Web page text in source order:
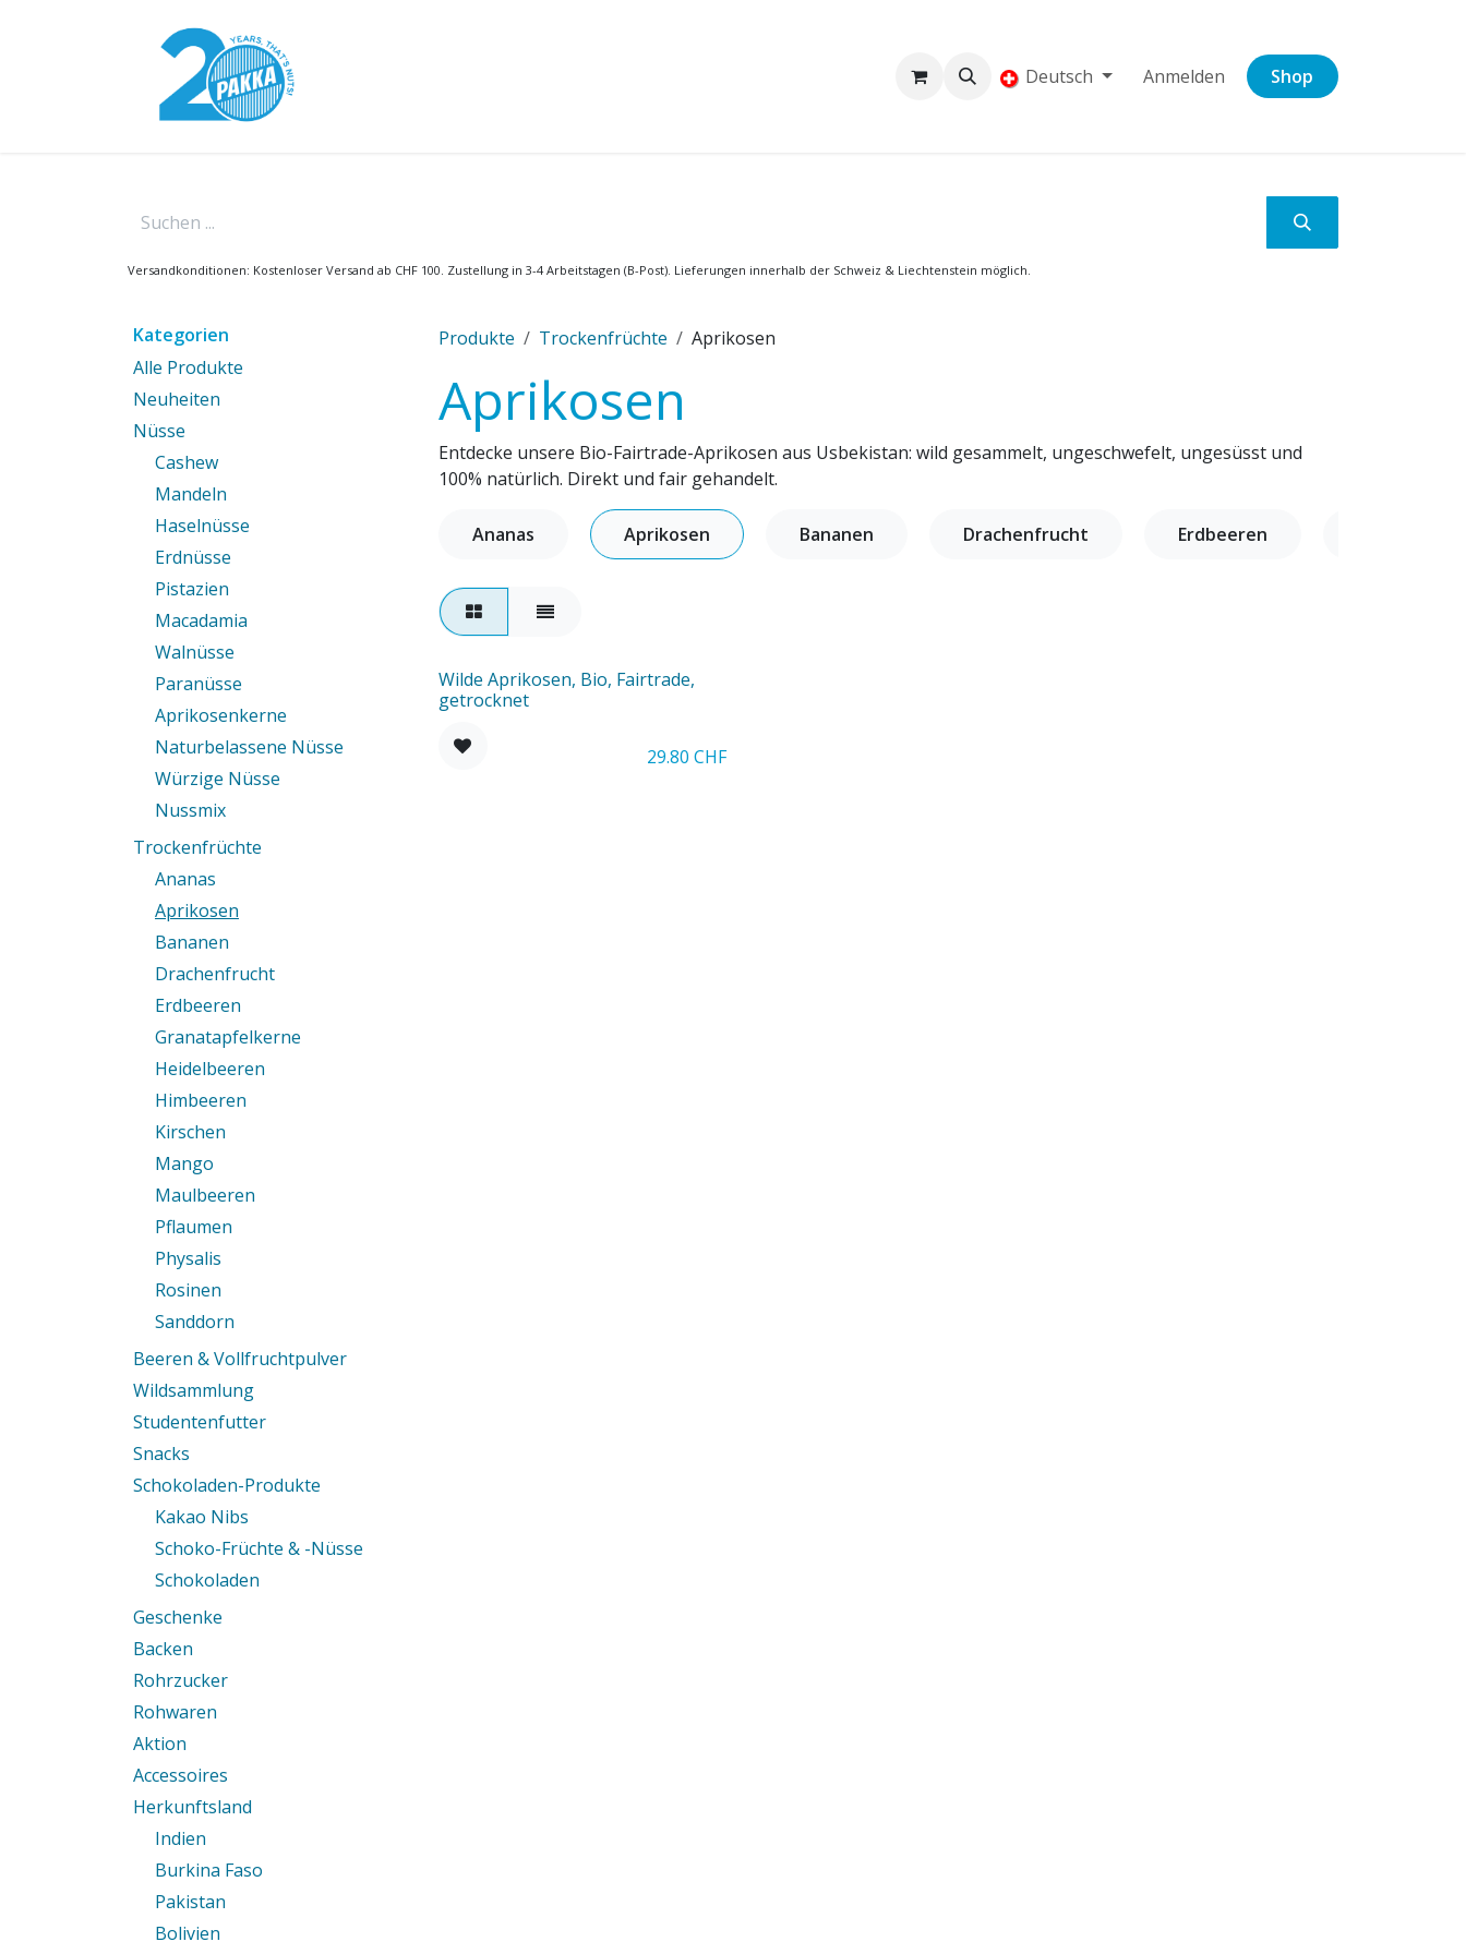
Deutsch Anmelden Shop
Versandkonditionen: Kostenloser Versand ab CHF 100. Zustellung in 3-4 Arbeitstagen (B-Post). Lieferungen innerhalb der Schweiz & Liechtenstein möglich.
Kategorien
Alle Produkte
Neuheiten
Nüsse
Cashew
Mandeln
Haselnüsse
Erdnüsse
Pistazien
Macadamia
Walnüsse
Paranüsse
Aprikosenkerne
Naturbelassene Nüsse
Würzige Nüsse
Nussmix
Trockenfrüchte
Ananas
Aprikosen
Bananen
Drachenfrucht
Erdbeeren
Granatapfelkerne
Heidelbeeren
Himbeeren
Kirschen
Mango
Maulbeeren
Pflaumen
Physalis
Rosinen
Sanddorn
Beeren & Vollfruchtpulver
Wildsammlung
Studentenfutter
Snacks
Schokoladen-Produkte
Kakao Nibs
Schoko-Früchte & -Nüsse
Schokoladen
Geschenke
Backen
Rohrzucker
Rohwaren
Aktion
Accessoires
Herkunftsland
Indien
Burkina Faso
Pakistan
Bolivien
Produkte Trockenfrüchte Aprikosen
Aprikosen
Entdecke unsere Bio-Fairtrade-Aprikosen aus Usbekistan: wild gesammelt, ungeschwefelt, ungesüsst und
100% natürlich. Direkt und fair gehandelt.
Ananas Aprikosen Bananen Drachenfrucht Erdbeeren
Wilde Aprikosen, Bio, Fairtrade,
getrocknet
29.80 CHF